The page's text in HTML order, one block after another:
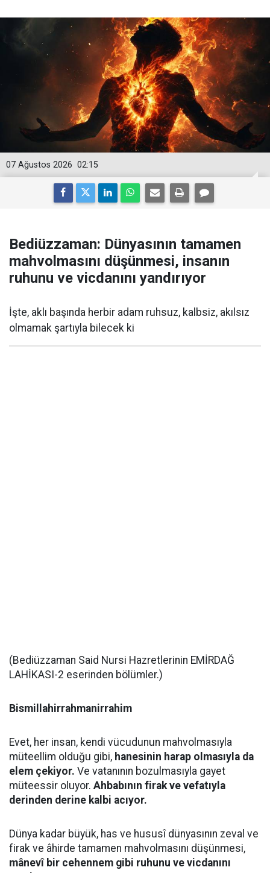
02:15
07 Ağustos 2026
Bediüzzaman: Dünyasının tamamen
mahvolmasını düşünmesi, insanın
ruhunu ve vicdanını yandırıyor
İşte, aklı başında herbir adam ruhsuz, kalbsiz, akılsız
olmamak şartıyla bilecek ki
(Bediüzzaman Said Nursi Hazretlerinin EMİRDAĞ
LAHİKASI-2 eserinden bölümler.)
Bismillahirrahmanirrahim
Evet, her insan, kendi vücudunun mahvolmasıyla
müteellim olduğu gibi, hanesinin harap olmasıyla da
elem çekiyor. Ve vatanının bozulmasıyla gayet
müteessir oluyor. Ahbabının firak ve vefatıyla
derinden derine kalbi acıyor.
Dünya kadar büyük, has ve hususî dünyasının zeval ve
firak ve âhirde tamamen mahvolmasını düşünmesi,
mânevî bir cehennem gibi ruhunu ve vicdanını